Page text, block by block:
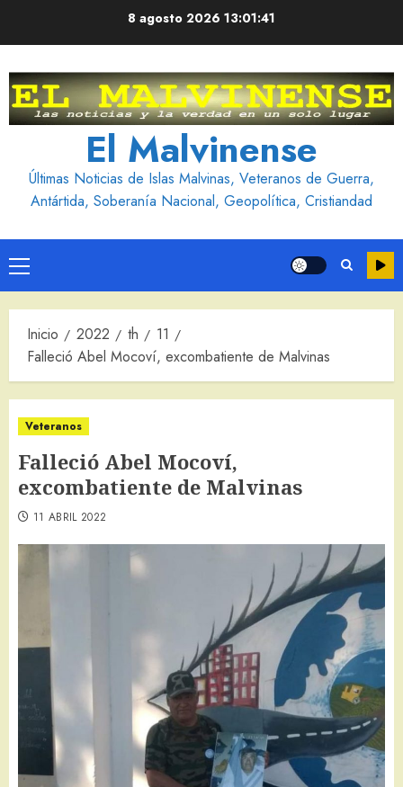
8 agosto 2026 13:01:42
El Malvinense
Últimas Noticias de Islas Malvinas, Veteranos de Guerra,
Antártida, Soberanía Nacional, Geopolítica, Cristiandad
Menú
principal
Inicio 2022 th
11
Falleció Abel Mocoví, excombatiente de Malvinas
Veteranos
Falleció Abel Mocoví,
excombatiente de Malvinas
11 ABRIL 2022